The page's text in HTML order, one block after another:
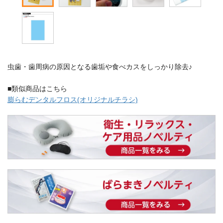
虫歯・歯周病の原因となる歯垢や食べカスをしっかり除去♪
■類似商品はこちら
膨らむデンタルフロス(オリジナルチラシ)